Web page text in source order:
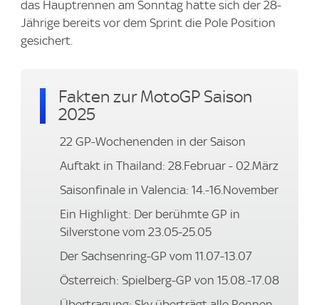
das Hauptrennen am Sonntag hatte sich der 28-
Jährige bereits vor dem Sprint die Pole Position
gesichert.
Fakten zur MotoGP Saison
2025
22 GP-Wochenenden in der Saison
Auftakt in Thailand: 28.Februar - 02.März
Saisonfinale in Valencia: 14.-16.November
Ein Highlight: Der berühmte GP in
Silverstone vom 23.05-25.05
Der Sachsenring-GP vom 11.07-13.07
Österreich: Spielberg-GP von 15.08.-17.08